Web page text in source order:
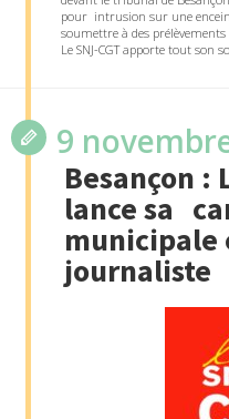
pour intrusion sur une
soumettre à des
Le SNJ-CGT apporte tout son
9
Besançon :
lance sa
municipale
journaliste